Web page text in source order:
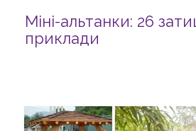
Міні-альтанки: 26
приклади